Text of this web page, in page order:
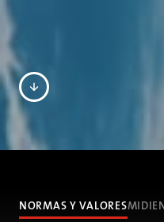
NORMAS Y VALORES